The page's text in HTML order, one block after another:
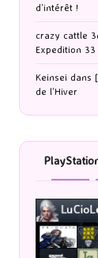
d’intérêt !
crazy cattle
Expedition
Keinsei dans
de l’Hiver